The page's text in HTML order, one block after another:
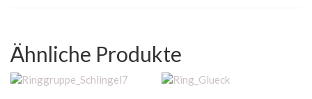
Ähnliche Produkte